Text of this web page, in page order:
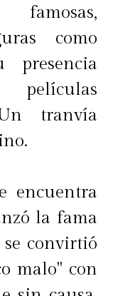
como
tranvía
encuentra
la fama
convirtió
malo" con